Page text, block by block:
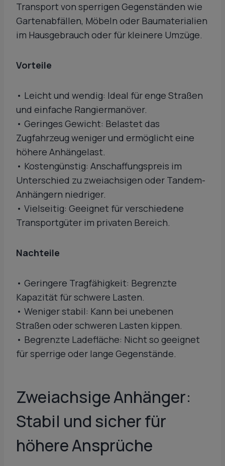
Transport von sperrigen Gegenständen wie
Gartenabfällen, Möbeln oder Baumaterialien
im Hausgebrauch oder für kleinere Umzüge.
Vorteile
• Leicht und wendig: Ideal für enge Straßen
und einfache Rangiermanöver.
• Geringes Gewicht: Belastet das
Zugfahrzeug weniger und ermöglicht eine
höhere Anhängelast.
• Kostengünstig: Anschaffungspreis im
Unterschied zu zweiachsigen oder Tandem-
Anhängern niedriger.
• Vielseitig: Geeignet für verschiedene
Transportgüter im privaten Bereich.
Nachteile
• Geringere Tragfähigkeit: Begrenzte
Kapazität für schwere Lasten.
• Weniger stabil: Kann bei unebenen
Straßen oder schweren Lasten kippen.
• Begrenzte Ladefläche: Nicht so geeignet
für sperrige oder lange Gegenstände.
Zweiachsige Anhänger:
Stabil und sicher für
höhere Ansprüche